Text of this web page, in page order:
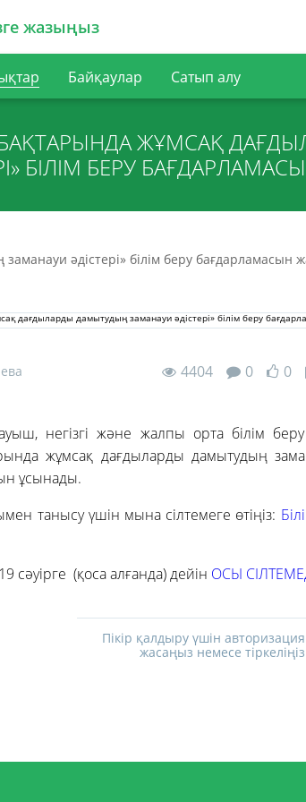
жазыңыз
Байқаулар Сатып алу
ЖҰМСАҚ
БІЛІМ БЕРУ
әдістері» білім беру бағдарламасын
4404 0 0
негізгі және жалпы орта білім беру
жұмсақ дағдыларды дамытудың
ұсынады.
танысу үшін мына сілтемеге өтіңіз:
(қоса алғанда) дейін ОСЫ
Пікір қалдыру үшін авторизация
жасаңыз немесе тіркеліңіз